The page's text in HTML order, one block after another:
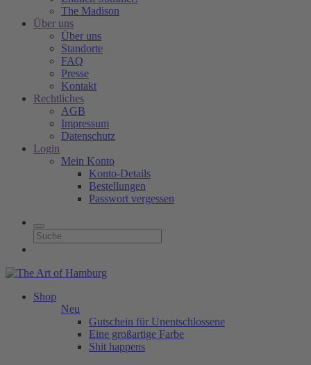
The Madison
Über uns
Über uns
Standorte
FAQ
Presse
Kontakt
Rechtliches
AGB
Impressum
Datenschutz
Login
Mein Konto
Konto-Details
Bestellungen
Passwort vergessen
Shop
Neu
Gutschein für Unentschlossene
Eine großartige Farbe
Shit happens